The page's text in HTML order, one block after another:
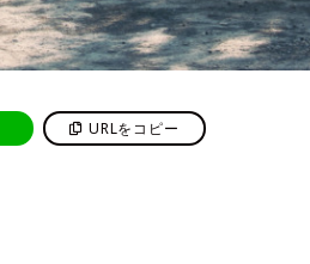
URLをコピー